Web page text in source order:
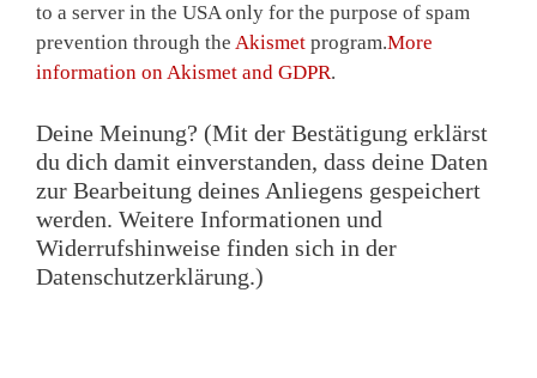
to a server in the USA only for the purpose of spam
prevention through the Akismet program.More
information on Akismet and GDPR.
Deine Meinung? (Mit der Bestätigung erklärst
du dich damit einverstanden, dass deine Daten
zur Bearbeitung deines Anliegens gespeichert
werden. Weitere Informationen und
Widerrufshinweise finden sich in der
Datenschutzerklärung.)